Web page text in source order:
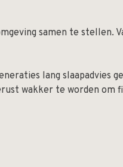
samen te stellen.
lang slaapadvies
wakker te worden om